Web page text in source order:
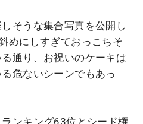
そうな集合写真を公開し
めにしすぎておっこちそ
通り、お祝いのケーキは
危ないシーンでもあっ
ンキング63位とシード権